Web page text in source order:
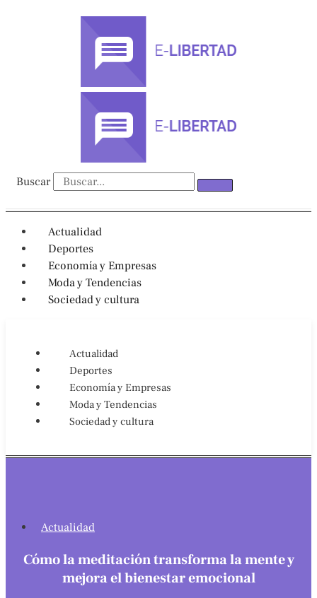
Buscar
Actualidad
Deportes
Economía y Empresas
Moda y Tendencias
Sociedad y cultura
Actualidad
Deportes
Economía y Empresas
Moda y Tendencias
Sociedad y cultura
Actualidad
Cómo la meditación transforma la mente y
mejora el bienestar emocional